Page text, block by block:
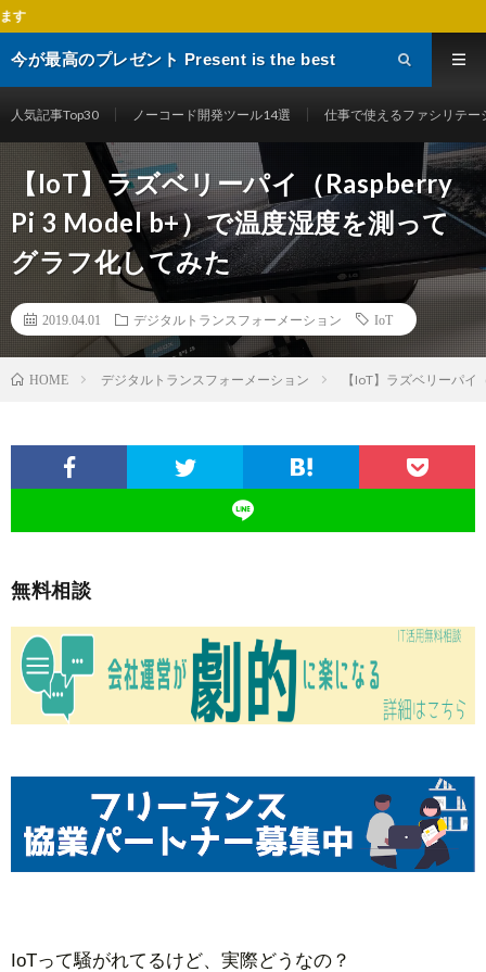
今が最高のプレゼント Present is the best
人気記事Top30 ノーコード開発ツール14選 仕事で使えるファシリテー
【IoT】ラズベリーパイ（Raspberry
Pi 3 Model b+）で温度湿度を測って
グラフ化してみた
2019.04.01 デジタルトランスフォーメーション IoT
HOME デジタルトランスフォーメーション 【IoT】ラズベリーパ
無料相談
IoTって騒がれてるけど、実際どうなの？